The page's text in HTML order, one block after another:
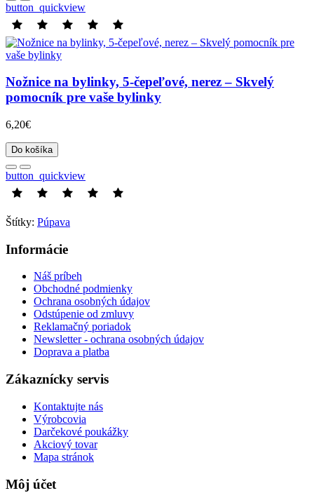
button_quickview
Nožnice na bylinky, 5-čepeľové, nerez – Skvelý
pomocník pre vaše bylinky
6,20€
Do košíka
button_quickview
Štítky: Púpava
Informácie
Náš príbeh
Obchodné podmienky
Ochrana osobných údajov
Odstúpenie od zmluvy
Reklamačný poriadok
Newsletter - ochrana osobných údajov
Doprava a platba
Zákaznícky servis
Kontaktujte nás
Výrobcovia
Darčekové poukážky
Akciový tovar
Mapa stránok
Môj účet